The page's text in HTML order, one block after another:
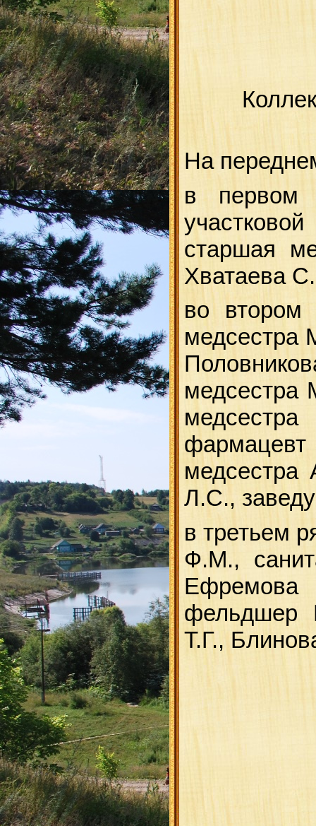
На
в первом
старшая
Хватаева
во
медсестра
медсестра
медсестра
Л.С.,
в третьем
Ф.М.,
Ефремова
фельдшер
Т.Г.,